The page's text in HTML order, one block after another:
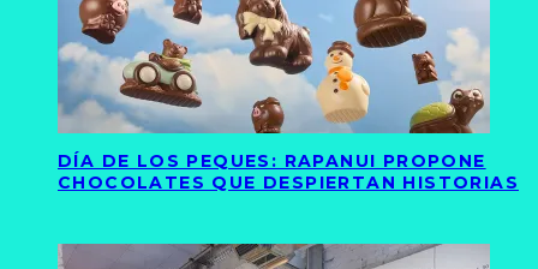
DÍA DE LOS PEQUES: RAPANUI PROPONE
CHOCOLATES QUE DESPIERTAN HISTORIAS